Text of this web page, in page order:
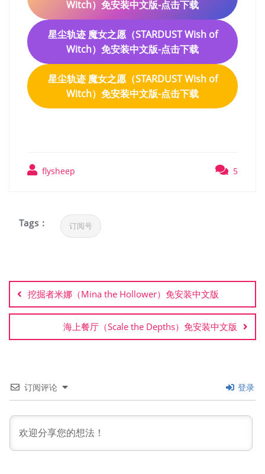
Witch）免安装中文版-点击下载
星尘轨迹 魔女之愿（STARDUST Wish of
Witch）免安装中文版-点击下载
星尘轨迹 魔女之愿（STARDUST Wish of
Witch）免安装中文版-点击下载
flysheep 5
Tags : 订阅号
章
导
航
挖掘者米娜（Mina the Hollower）免安装中文版
海上餐厅（Scale the Depths）免安装中文版
订阅评论 登录